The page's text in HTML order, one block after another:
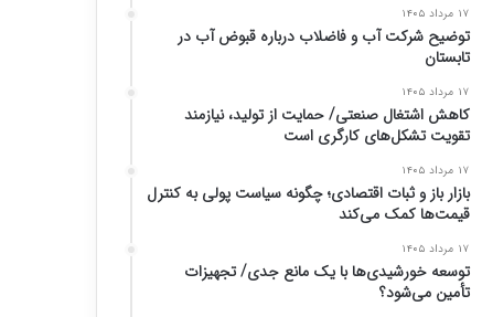
۱۷ مرداد ۱۴۰۵
توضیح شرکت آب و فاضلاب درباره قبوض آب در
تابستان
۱۷ مرداد ۱۴۰۵
کاهش اشتغال صنعتی/ حمایت از تولید، نیازمند
تقویت تشکل‌های کارگری است
۱۷ مرداد ۱۴۰۵
بازار باز و ثبات اقتصادی؛ چگونه سیاست پولی به کنترل
قیمت‌ها کمک می‌کند
۱۷ مرداد ۱۴۰۵
توسعه خورشیدی‌ها با یک مانع جدی/ تجهیزات
تأمین می‌شود؟